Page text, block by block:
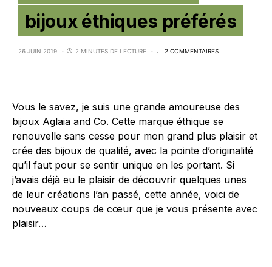
bijoux éthiques préférés
26 JUIN 2019 2 MINUTES DE LECTURE 2 COMMENTAIRES
Vous le savez, je suis une grande amoureuse des
bijoux Aglaia and Co. Cette marque éthique se
renouvelle sans cesse pour mon grand plus plaisir et
crée des bijoux de qualité, avec la pointe d’originalité
qu’il faut pour se sentir unique en les portant. Si
j’avais déjà eu le plaisir de découvrir quelques unes
de leur créations l’an passé, cette année, voici de
nouveaux coups de cœur que je vous présente avec
plaisir…